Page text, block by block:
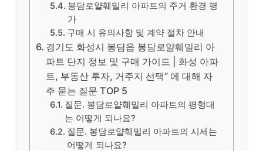
봉담로얄훼밀리 아파트의 주거 환경 평
가
구매 시 유의사항 및 계약 절차 안내
경기도 화성시 봉담읍 봉담로얄훼밀리 아
파트 단지 정보 및 구매 가이드 | 화성 아파
트, 부동산 투자, 거주지 선택” 에 대해 자
주 묻는 질문 TOP 5
질문. 봉담로얄훼밀리 아파트의 평형대
는 어떻게 되나요?
질문. 봉담로얄훼밀리 아파트의 시세는
어떻게 되나요?